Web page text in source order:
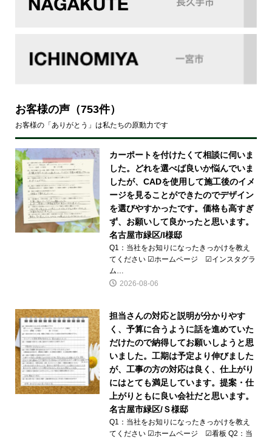
お客様の声（753件）
お客様の「ありがとう」は私たちの原動力です
カーポートを付けたくて相談に伺いま
した。どれを選べば良いか悩んでいま
したが、CADを使用して施工後のイメ
ージを見ることができたのでデザイン
を選びやすかったです。価格も高すぎ
ず、お願いして良かったと思います。
名古屋市緑区/I様邸
Q1：当社をお知りになったきっかけを教え
てください ☑ホームページ ☑インスタグラ
ム…
2026-08-06
担当さんの対応と説明が分かりやす
く、予算に合うように話を進めていた
だけたので納得してお願いしようと思
いました。工期は予定より伸びました
が、工事の方の対応は良く、仕上がり
にはとても満足しています。提案・仕
上がりともに良い会社だと思います。
名古屋市緑区/Ｓ様邸
Q1：当社をお知りになったきっかけを教え
てください ☑ホームページ ☑看板 Q2：当